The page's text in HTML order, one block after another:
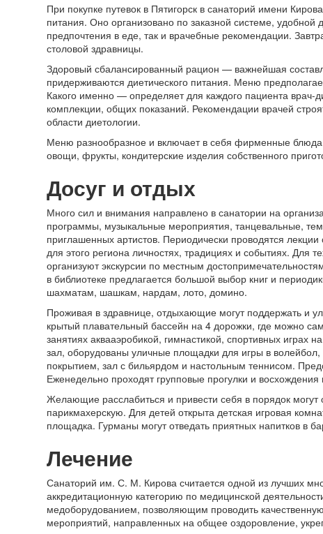
При покупке путевок в Пятигорск в санаторий имени
питания. Оно организовано по заказной системе,
предпочтения в еде, так и врачебные рекомендации.
столовой здравницы.
Здоровый сбалансированный рацион — важнейшая
придерживаются диетического питания. Меню
Какого именно — определяет для каждого пациента врач-
комплекции, общих показаний. Рекомендации врачей
области диетологии.
Меню разнообразное и включает в себя фирменные
овощи, фрукты, кондитерские изделия собственного
Досуг и отдых
Много сил и внимания направлено в санатории на
программы, музыкальные мероприятия, танцевальные,
приглашенных артистов. Периодически проводятся
для этого региона личностях, традициях и событиях. Для
организуют экскурсии по местным
в библиотеке предлагается большой выбор книг и
шахматам, шашкам, нардам, лото, домино.
Проживая в здравнице, отдыхающие могут поддержать и
крытый плавательный бассейн на 4 дорожки, где можно
занятиях аквааэробикой, гимнастикой, спортивных играх
зал, оборудованы уличные площадки для игры в
покрытием, зал с бильярдом и настольным теннисом.
Еженедельно проходят групповые прогулки и восхождения
Желающие расслабиться и привести себя в порядок могут
парикмахерскую. Для детей открыта детская игровая
площадка. Гурманы могут отведать приятных напитков в
Лечение
Санаторий им. С. М. Кирова считается одной из лучших
аккредитационную категорию по медицинской
медоборудованием, позволяющим проводить
мероприятий, направленных на общее оздоровление,